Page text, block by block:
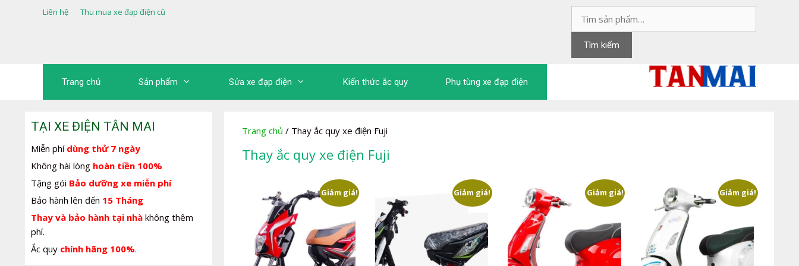
Liên hệ Thu mua xe đạp điện cũ
kiếm:
Tìm kiếm
Trang chủ Sản phẩm Sửa xe đạp điện Kiến thức ắc quy Phụ tùng xe đạp điện
Trang chủ / Thay ắc quy xe điện Fuji
Thay ắc quy xe điện Fuji
Giảm giá! Giảm giá! Giảm giá! Giảm giá!
TẠI XE ĐIỆN TÂN MAI
Miễn phí dùng thử 7 ngày
Không hài lòng hoàn tiền 100%
Tặng gói Bảo dưỡng xe miễn phí
Bảo hành lên đến 15 Tháng
Thay và bảo hành tại nhà không thêm
phí.
Ắc quy chính hãng 100%.